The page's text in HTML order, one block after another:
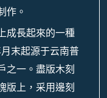
作。
成長起來的一種
末起源于云南普
之一。盡版木刻
版上，采用邊刻